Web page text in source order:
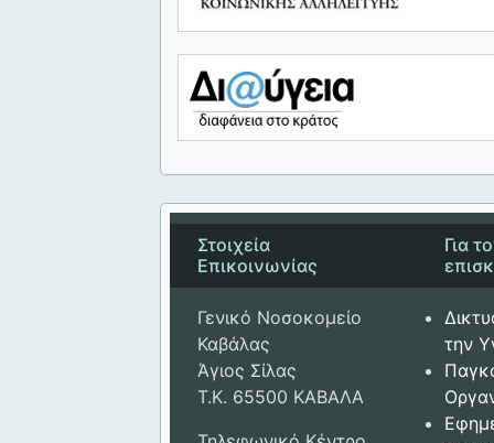
Στοιχεία
Επικοινωνίας
Γενικό Νοσοκομείο
Καβάλας
Άγιος Σίλας
Τ.Κ. 65500 ΚΑΒΑΛΑ
Για
την